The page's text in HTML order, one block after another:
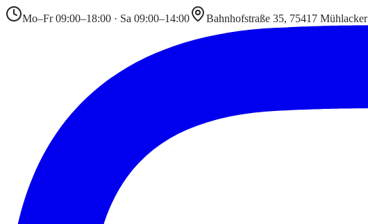
Mo–Fr 09:00–18:00 · Sa 09:00–14:00 Bahnhofstraße 35, 75417 Mühlacker